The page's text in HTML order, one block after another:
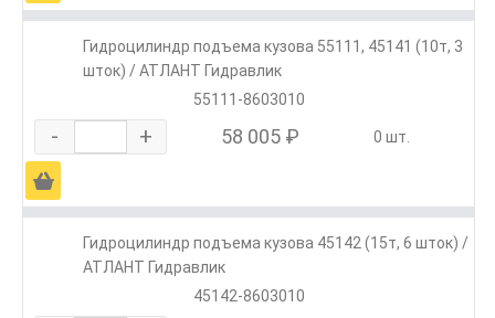
Гидроцилиндр подъема кузова 55111, 45141 (10т, 3
шток) / АТЛАНТ Гидравлик
55111-8603010
- + 58 005 ₽ 0 шт.
Ä
Гидроцилиндр подъема кузова 45142 (15т, 6 шток) /
АТЛАНТ Гидравлик
45142-8603010